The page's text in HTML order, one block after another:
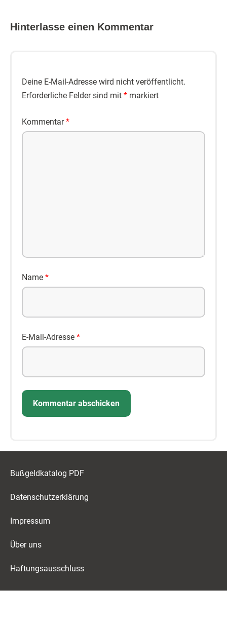
Hinterlasse einen Kommentar
Deine E-Mail-Adresse wird nicht veröffentlicht.
Erforderliche Felder sind mit * markiert
Kommentar*
Name *
E-Mail-Adresse *
Bußgeldkatalog PDF
Datenschutzerklärung
Impressum
Über uns
Haftungsausschluss